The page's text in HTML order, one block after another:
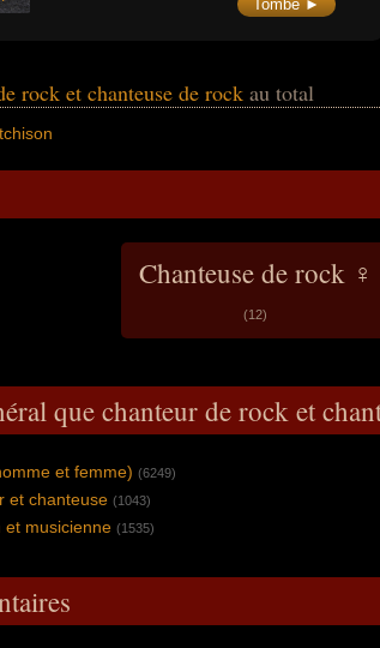
Tombe ►
rock et chanteuse de rock au total
Chanteuse de rock ♀
(12)
que chanteur de rock et
et femme) (6249)
et chanteuse (1043)
et musicienne (1535)